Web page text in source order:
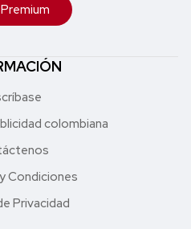
colombiana
Condiciones
Privacidad